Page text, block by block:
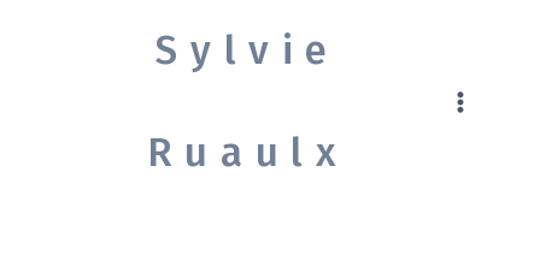
Sylvie
Ruaulx